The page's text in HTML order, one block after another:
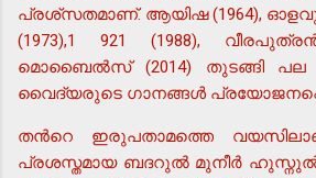
പ്രശ്സതമാണ്. ആയിഷ (1964), ഓളവും
(1973),1 921 (1988),
മൊബൈല്‍സ് (2014) തുടങ്ങി പല
വൈദ്യരുടെ ഗാനങ്ങള്‍
തന്‍റെ ഇരുപതാമത്തെ
പ്രശസ്തമായ ബദറുല്‍ മുനീര്‍